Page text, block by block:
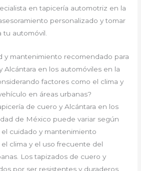
en tapicería automotriz en la
personalizado y tomar
tu automóvil.
y mantenimiento recomendado para
Alcántara en los automóviles en la
factores como el clima y
en áreas urbanas?
de cuero y Alcántara en los
de México puede variar según
cuidado y mantenimiento
clima y el uso frecuente del
Los tapizados de cuero y
por ser resistentes y duraderos,